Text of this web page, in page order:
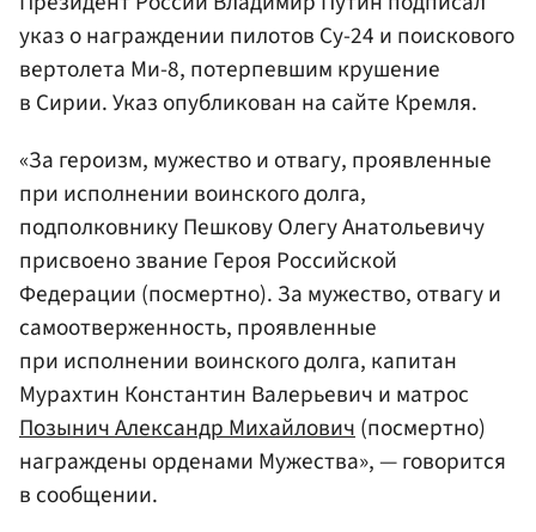
указ о награждении пилотов Су-24 и поискового
вертолета Ми-8, потерпевшим крушение
в Сирии. Указ опубликован на сайте Кремля.
«За героизм, мужество и отвагу, проявленные
при исполнении воинского долга,
подполковнику Пешкову Олегу Анатольевичу
присвоено звание Героя Российской
Федерации (посмертно). За мужество, отвагу и
самоотверженность, проявленные
при исполнении воинского долга, капитан
Мурахтин Константин Валерьевич и матрос
Позынич Александр Михайлович (посмертно)
награждены орденами Мужества», — говорится
в сообщении.